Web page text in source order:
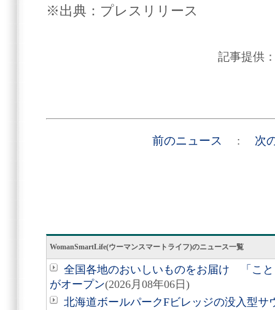
※出典：プレスリリース
記事提供
前のニュース : 次
WomanSmartLife(ウーマンスマートライフ)のニュース一覧
全国各地のおいしいものをお届け 「こ
がオープン(2026月08年06日)
北海道ボールパークFビレッジの没入型サ